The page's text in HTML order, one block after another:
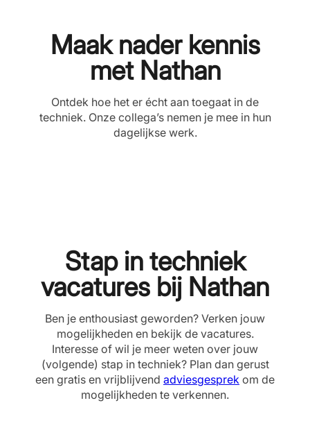
Maak nader kennis
met Nathan
Ontdek hoe het er écht aan toegaat in de
techniek. Onze collega’s nemen je mee in hun
dagelijkse werk.
Stap in techniek
vacatures bij Nathan
Ben je enthousiast geworden? Verken jouw
mogelijkheden en bekijk de vacatures.
Interesse of wil je meer weten over jouw
(volgende) stap in techniek? Plan dan gerust
een gratis en vrijblijvend adviesgesprek om de
mogelijkheden te verkennen.